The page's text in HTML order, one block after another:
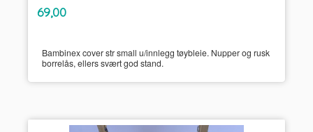
Pris
69,00mva.
Bambinex cover str small u/innlegg tøybleie. Nupper og rusk
borrelås, ellers svært god stand.